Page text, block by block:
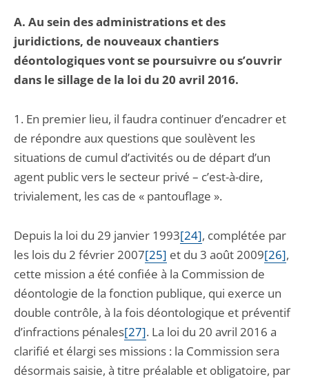
A. Au sein des administrations et des
juridictions, de nouveaux chantiers
déontologiques vont se poursuivre ou s’ouvrir
dans le sillage de la loi du 20 avril 2016.
1. En premier lieu, il faudra continuer d’encadrer et
de répondre aux questions que soulèvent les
situations de cumul d’activités ou de départ d’un
agent public vers le secteur privé – c’est-à-dire,
trivialement, les cas de « pantouflage ».
Depuis la loi du 29 janvier 1993[24], complétée par
les lois du 2 février 2007[25] et du 3 août 2009[26],
cette mission a été confiée à la Commission de
déontologie de la fonction publique, qui exerce un
double contrôle, à la fois déontologique et préventif
d’infractions pénales[27]. La loi du 20 avril 2016 a
clarifié et élargi ses missions : la Commission sera
désormais saisie, à titre préalable et obligatoire, par